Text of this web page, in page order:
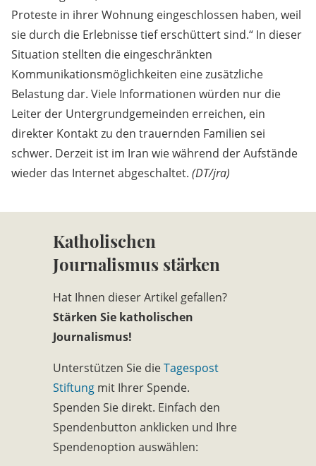
Proteste in ihrer Wohnung eingeschlossen haben, weil
sie durch die Erlebnisse tief erschüttert sind.“ In dieser
Situation stellten die eingeschränkten
Kommunikationsmöglichkeiten eine zusätzliche
Belastung dar. Viele Informationen würden nur die
Leiter der Untergrundgemeinden erreichen, ein
direkter Kontakt zu den trauernden Familien sei
schwer. Derzeit ist im Iran wie während der Aufstände
wieder das Internet abgeschaltet. (DT/jra)
Katholischen
Journalismus stärken
Hat Ihnen dieser Artikel gefallen?
Stärken Sie katholischen
Journalismus!
Unterstützen Sie dieTagespost
Stiftung mit Ihrer Spende.
Spenden Sie direkt. Einfach den
Spendenbutton anklicken und Ihre
Spendenoption auswählen: